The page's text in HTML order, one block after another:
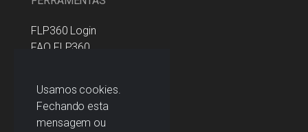
Usamos cookies.
Fechando esta
mensagem ou
FLP360 Login
FAQ FLP360
ENDEREÇO